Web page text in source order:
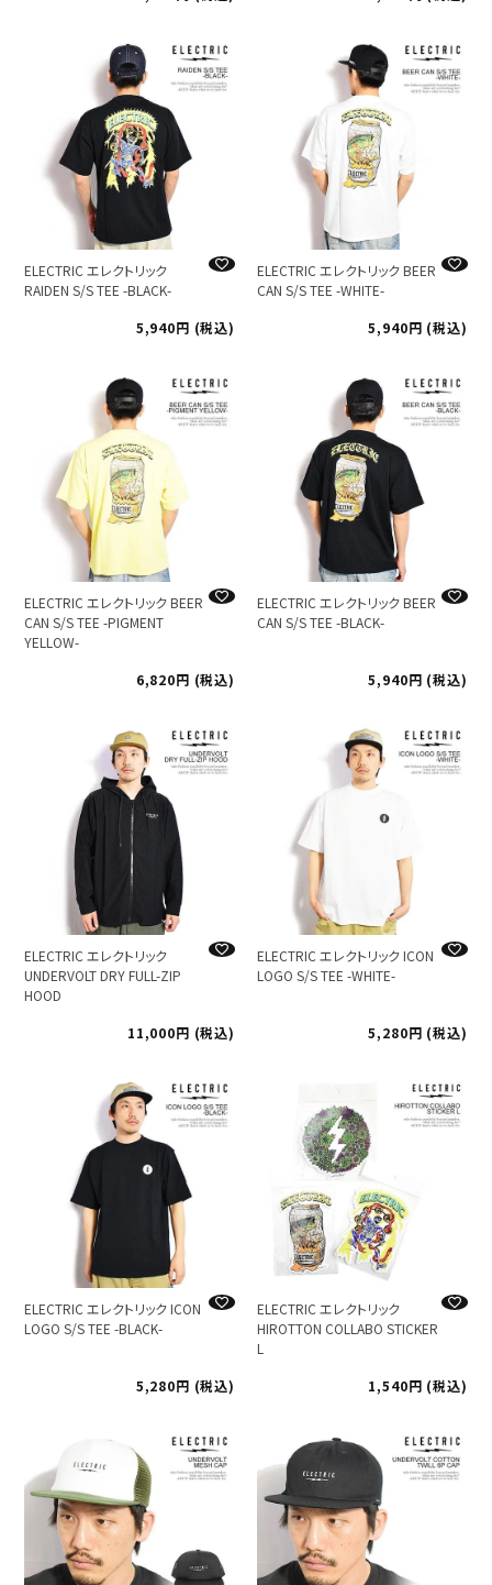
ELECTRIC エレクトリック
RAIDEN S/S TEE -BLACK-
5,940
税込
ELECTRIC エレクトリック BEER
CAN S/S TEE -WHITE-
5,940
税込
ELECTRIC エレクトリック BEER
CAN S/S TEE -PIGMENT
YELLOW-
6,820
税込
ELECTRIC エレクトリック BEER
CAN S/S TEE -BLACK-
5,940 税込
ELECTRIC エレクトリック
UNDERVOLT DRY FULL-ZIP
HOOD
11,000
税込
ELECTRIC エレクトリック ICON
LOGO S/S TEE -WHITE-
5,280 税込
ELECTRIC エレクトリック ICON
LOGO S/S TEE -BLACK-
5,280 税込
ELECTRIC エレクトリック
HIROTTON COLLABO STICKER
L
1,540
税込